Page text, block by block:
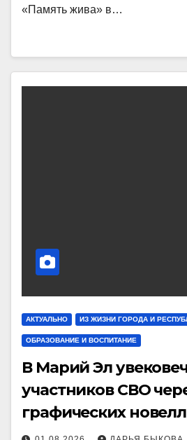
«Память жива» в…
АКТУАЛЬНО ИЗ ЖИЗНИ ГОРОДА И
ОБРАЗОВАНИЕ И ВОСПИТАНИЕ
В Марий Эл
участников СВО
графических новелл